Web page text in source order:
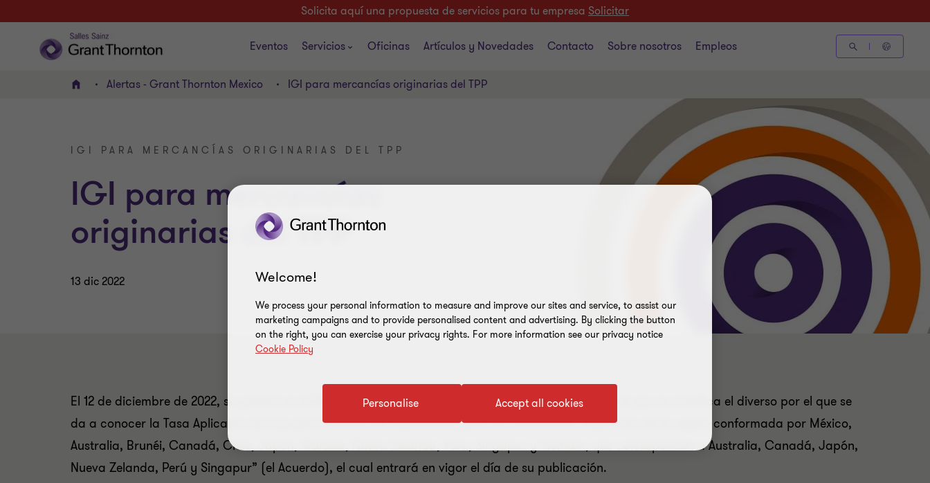
Solicita aquí una propuesta de servicios para tu empresa Solicitar
Eventos Servicios Oficinas Artículos y Novedades Contacto Sobre nosotros Empleos
INICIO Alertas - Grant Thornton Mexico IGI para mercancías originarias del TPP
IGI PARA MERCANCÍAS ORIGINARIAS DEL TPP
IGI para mercancías
originarias del TPP
13 dic 2022
El 12 de diciembre de 2022, se publicó en el Diario Oficial de la Federación (DOF), el “Acuerdo por el que se modifica el diverso por el que se
da a conocer la Tasa Aplicable del Impuesto General de Importación para las mercancías originarias de la región conformada por México,
Australia, Brunéi, Canadá, Chile, Japón, Malasia, Nueva Zelanda, Perú, Singapur y Vietnam, que corresponden a Australia, Canadá, Japón,
Nueva Zelanda, Perú y Singapur” (el Acuerdo), el cual entrará en vigor el día de su publicación.
Welcome!
We process your personal information to measure and improve our sites and service, to assist our
marketing campaigns and to provide personalised content and advertising. By clicking the button
on the right, you can exercise your privacy rights. For more information see our privacy notice
Cookie Policy
Accept all cookies
Personalise